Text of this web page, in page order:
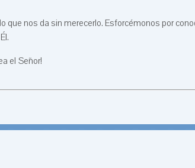
nos da sin merecerlo. Esforcémonos por
el Señor!